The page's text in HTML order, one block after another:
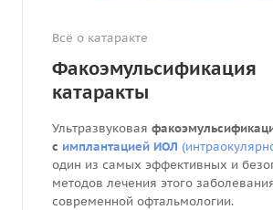
Всё о катаракте
Факоэмульсификация
катаракты
Ультразвуковая
с имплантацией ИОЛ
один из самых эффективных и
методов лечения этого
современной офтальмологии.